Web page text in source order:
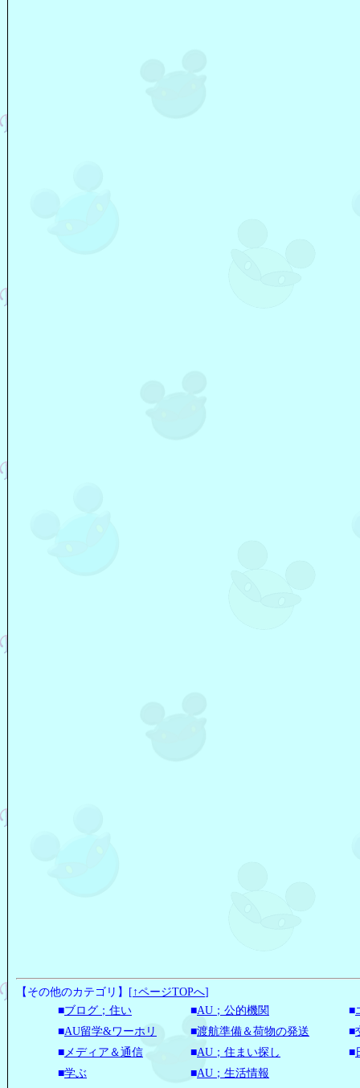
【その他のカテゴリ】 [ ↑ページTOPへ]
■ブログ；住い ■AU；公的機関 ■
■AU留学&ワーホリ ■渡航準備＆荷物の発送 ■
■メディア＆通信 ■AU；住まい探し ■
■学ぶ ■AU；生活情報